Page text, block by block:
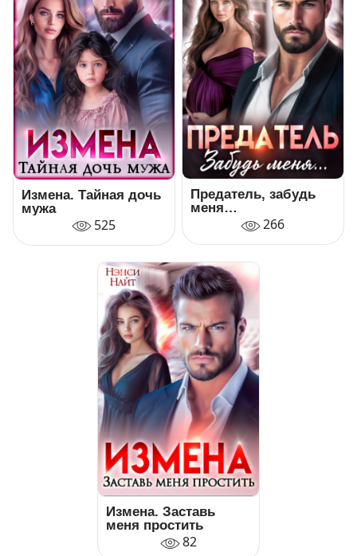
Измена. Тайная дочь
мужа
525
Предатель, забудь
меня…
266
Измена. Заставь
меня простить
82